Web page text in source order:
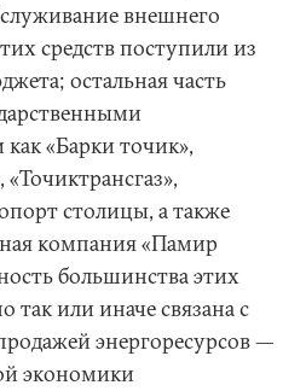
внешнего
средств поступили из
остальная часть
«Барки точик»,
столицы, а также
компания «Памир
большинства этих
или иначе связана с
энергоресурсов —
экономики